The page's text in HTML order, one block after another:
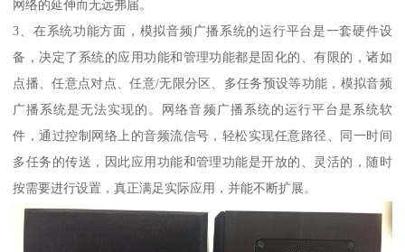
网络的延伸而无远弗届。
3、在系统功能方面，模拟音频广播系统的运行平台是一套硬件设
备，决定了系统的应用功能和管理功能都是固化的、有限的，诸如
点播、任意点对点、任意/无限分区、多任务预设等功能，模拟音频
广播系统是无法实现的。网络音频广播系统的运行平台是系统软
件，通过控制网络上的音频流信号，轻松实现任意路径、同一时间
多任务的传送，因此应用功能和管理功能是开放的、灵活的，随时
按需要进行设置，真正满足实际应用，并能不断扩展。